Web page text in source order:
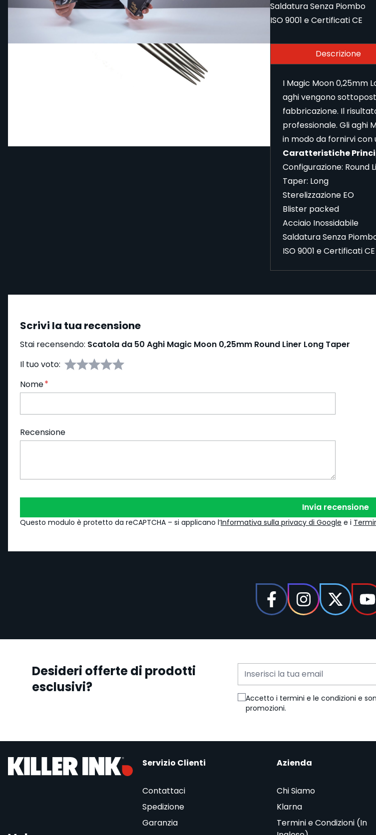
Saldatura Senza Piombo
ISO 9001 e Certificati CE
Descrizione
I Magic Moon 0,25mm
aghi vengono
fabbricazione. Il
professionale. Gli aghi
in modo da fornirvi con
Caratteristiche
Configurazione: Round
Taper: Long
Sterelizzazione EO
Blister packed
Acciaio Inossidabile
Saldatura Senza
ISO 9001 e Certificati CE
Scrivi la tua recensione
Stai recensendo: Scatola da 50 Aghi Magic Moon 0,25mm Round Liner Long Taper
Il tuo voto:
Nome
Recensione
Invia recensione
Questo modulo è protetto da reCAPTCHA – si applicano l’Informativa sulla privacy di Google e i
Desideri offerte di prodotti
esclusivi?
Indirizzo Email
Numero di Telefono
Accetto i termini e le condizioni e
promozioni.
Servizio Clienti
Contattaci
Spedizione
Garanzia
Azienda
Chi Siamo
Klarna
Termini e Condizioni (In